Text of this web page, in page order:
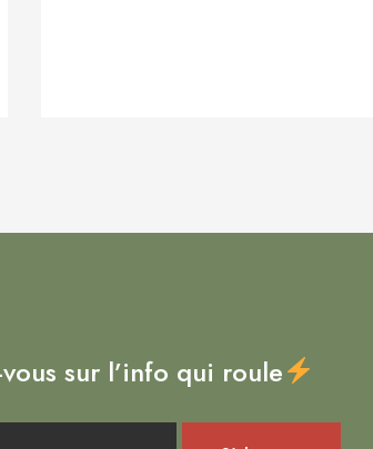
sur l’info qui roule